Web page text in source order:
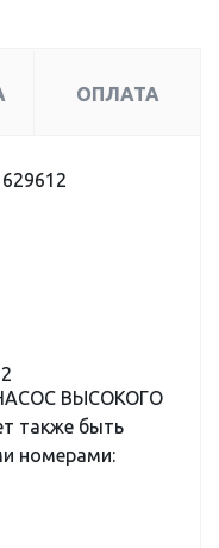
ОПЛАТА
НАСОС ВЫСОКОГО
также быть
номерами: